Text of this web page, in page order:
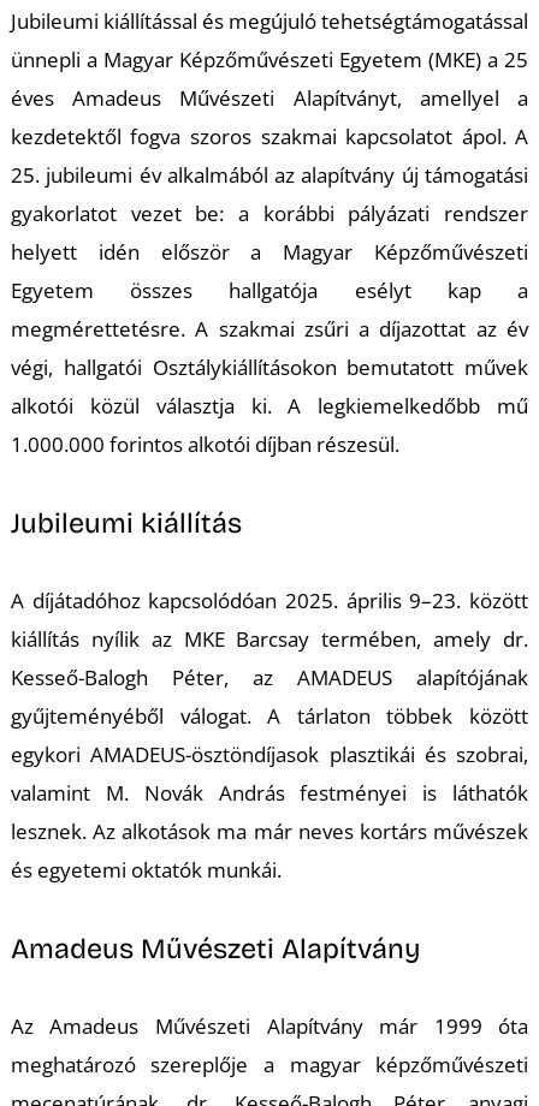
Jubileumi kiállítással és megújuló tehetségtámogatással
ünnepli a Magyar Képzőművészeti Egyetem (MKE) a 25
éves Amadeus Művészeti Alapítványt, amellyel a
kezdetektől fogva szoros szakmai kapcsolatot ápol. A
25. jubileumi év alkalmából az alapítvány új támogatási
gyakorlatot vezet be: a korábbi pályázati rendszer
helyett idén először a Magyar Képzőművészeti
Egyetem összes hallgatója esélyt kap a
megmérettetésre. A szakmai zsűri a díjazottat az év
végi, hallgatói Osztálykiállításokon bemutatott művek
alkotói közül választja ki. A legkiemelkedőbb mű
1.000.000 forintos alkotói díjban részesül.
Jubileumi kiállítás
A díjátadóhoz kapcsolódóan 2025. április 9–23. között
kiállítás nyílik az MKE Barcsay termében, amely dr.
Kesseő-Balogh Péter, az AMADEUS alapítójának
gyűjteményéből válogat. A tárlaton többek között
egykori AMADEUS-ösztöndíjasok plasztikái és szobrai,
valamint M. Novák András festményei is láthatók
lesznek. Az alkotások ma már neves kortárs művészek
és egyetemi oktatók munkái.
Amadeus Művészeti Alapítvány
Az Amadeus Művészeti Alapítvány már 1999 óta
meghatározó szereplője a magyar képzőművészeti